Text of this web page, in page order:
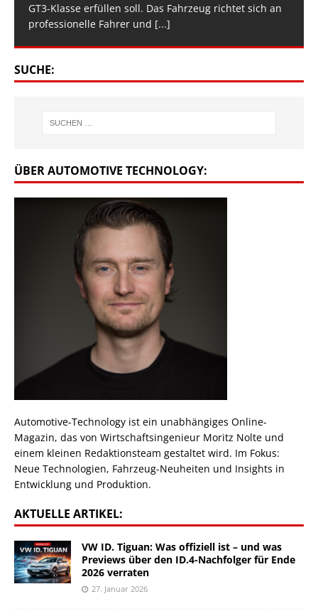
GT3-Klasse erfüllen soll. Das Fahrzeug richtet sich an
professionelle Fahrer und [...]
SUCHE:
ÜBER AUTOMOTIVE TECHNOLOGY:
Automotive-Technology ist ein unabhängiges Online-
Magazin, das von Wirtschaftsingenieur Moritz Nolte und
einem kleinen Redaktionsteam gestaltet wird. Im Fokus:
Neue Technologien, Fahrzeug-Neuheiten und Insights in
Entwicklung und Produktion.
AKTUELLE ARTIKEL:
VW ID. Tiguan: Was offiziell ist – und was
Previews über den ID.4-Nachfolger für Ende
2026 verraten
27. Januar 2026